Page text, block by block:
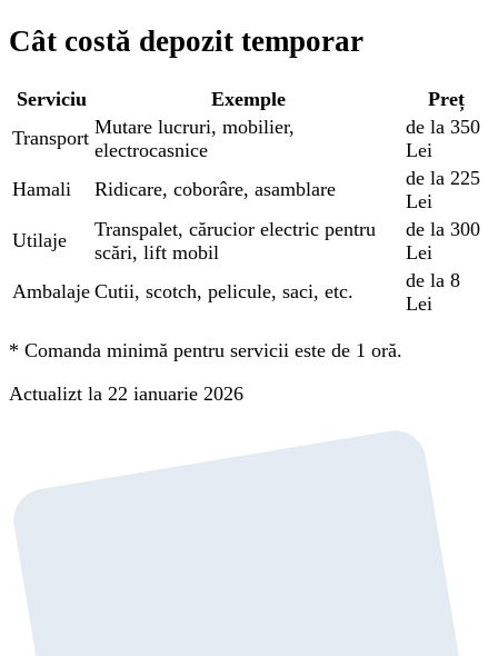
Cât costă depozit temporar
Serviciu Exemple
Preț
Transport Mutare lucruri, mobilier,
electrocasnice
de la 350
Lei
Hamali
Ridicare, coborâre, asamblare
de la 225
Lei
Utilaje
Transpalet, cărucior electric pentru
scări, lift mobil
de la 300
Lei
Ambalaje Cutii, scotch, pelicule, saci, etc.
de la 8
Lei
* Comanda minimă pentru servicii este de 1 oră.
Actualizt la 22 ianuarie 2026